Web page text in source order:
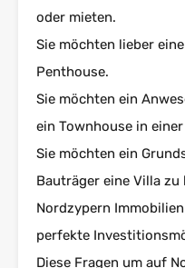
oder mieten.
Sie möchten lieber
Penthouse.
Sie möchten ein
ein Townhouse in
Sie möchten ein
Bauträger eine Villa zu
Nordzypern
perfekte
Diese Fragen um auf